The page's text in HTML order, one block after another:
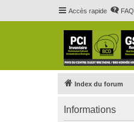
Accès rapide FAQ
Index du forum
Informations